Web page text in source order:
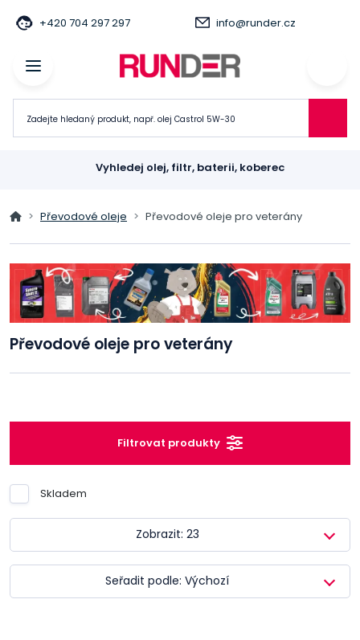
+420 704 297 297 info@runder.cz
Vyhledej olej, filtr, baterii, koberec
Převodové oleje Převodové oleje pro veterány
Převodové oleje pro veterány
Filtrovat produkty
Seřadit podle: Výchozí
Skladem
Zobrazit: 23